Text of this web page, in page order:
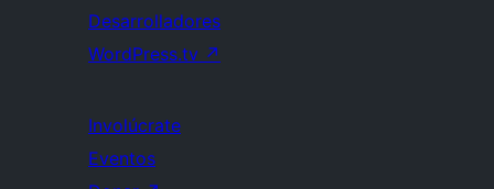
Desarrolladores
WordPress.tv ↗
Involúcrate
Eventos